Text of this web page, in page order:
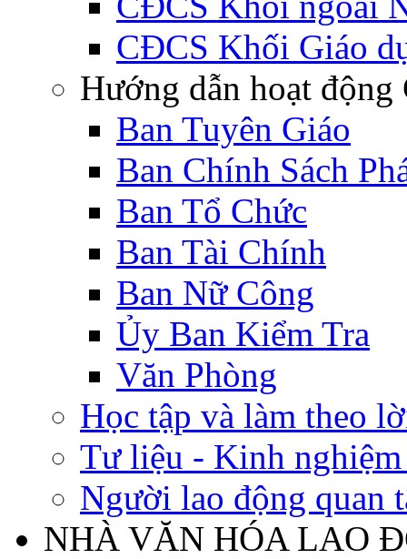
CĐCS Khối Giáo
Hướng dẫn hoạt động
Ban Tuyên Giáo
Ban Chính Sách
Ban Tổ Chức
Ban Tài Chính
Ban Nữ Công
Ủy Ban Kiểm Tra
Văn Phòng
Học tập và làm theo
Tư liệu - Kinh
Người lao động quan
NHÀ VĂN HÓA LAO